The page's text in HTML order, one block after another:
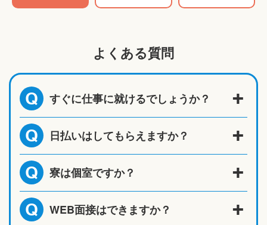
よくある質問
Q すぐに仕事に就けるでしょうか？
Q 日払いはしてもらえますか？
Q 寮は個室ですか？
Q WEB面接はできますか？